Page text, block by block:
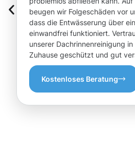
beugen wir Folgeschäden vor
dass die Entwässerung über
einwandfrei funktioniert.
unserer Dachrinnenreinigung
Zuhause geschützt und gut
Kostenloses Beratung